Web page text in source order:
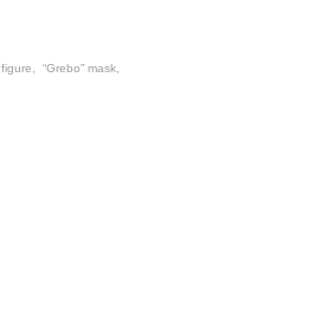
“Grebo” mask